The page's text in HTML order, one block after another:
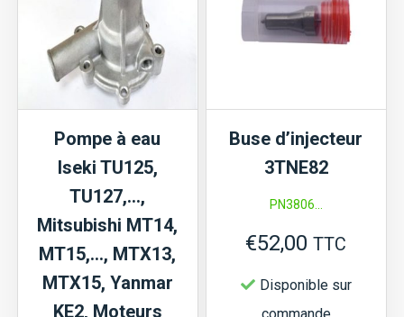
KE13,
KE14,
Moteur
2TNE66,
2TNE68,
3TNE66,
3TNE68,
3TNV72
Pompe à eau
Iseki TU125,
TU127,…,
Mitsubishi MT14,
MT15,…, MTX13,
MTX15, Yanmar
KE2, Moteurs
Buse d’injecteur
3TNE82
PN3806...
€52,00 TTC
Disponible sur